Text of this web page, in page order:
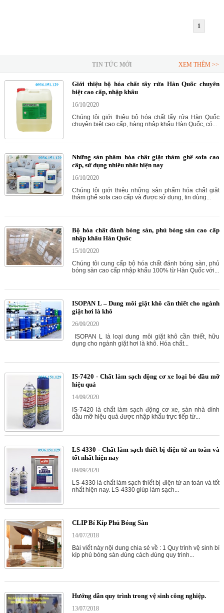
1
TIN TỨC MỚI XEM THÊM >>
Giới thiệu bộ hóa chất tẩy rửa Hàn Quốc chuyên
biệt cao cấp, nhập khẩu
16/10/2020
Chúng tôi giới thiệu bộ hóa chất tẩy rửa Hàn Quốc
chuyên biệt cao cấp, hàng nhập khẩu Hàn Quốc, có...
Những sản phẩm hóa chất giặt thảm ghế sofa cao
cấp, sử dụng nhiều nhất hiện nay
16/10/2020
Chúng tôi giới thiệu những sản phẩm hóa chất giặt
thảm ghế sofa cao cấp và được sử dụng, tin dùng...
Bộ hóa chất đánh bóng sàn, phủ bóng sàn cao cấp
nhập khẩu Hàn Quốc
15/10/2020
Chúng tôi cung cấp bộ hóa chất đánh bóng sàn, phủ
bóng sàn cao cấp nhập khẩu 100% từ Hàn Quốc với...
ISOPAN L – Dung môi giặt khô cần thiết cho ngành
giặt hơi là khô
26/09/2020
ISOPAN L là loại dung môi giặt khô cần thiết, hữu
dụng cho ngành giặt hơi là khô. Hóa chất...
IS-7420 - Chất làm sạch động cơ xe loại bỏ dầu mỡ
hiệu quả
14/09/2020
IS-7420 là chất làm sạch động cơ xe, sàn nhà dính
dầu mỡ hiệu quả được nhập khẩu trực tiếp từ...
LS-4330 - Chất làm sạch thiết bị điện tử an toàn và
tốt nhất hiện nay
09/09/2020
LS-4330 là chất làm sạch thiết bị điện tử an toàn và tốt
nhất hiện nay. LS-4330 giúp làm sạch...
CLIP Bí Kíp Phủ Bóng Sàn
14/07/2018
Bài viết này nội dung chia sẻ về : 1 Quy trình vệ sinh bí
kíp phủ bóng sàn đúng cách đúng quy trinh...
Hướng dẫn quy trình trong vệ sinh công nghiệp.
13/07/2018